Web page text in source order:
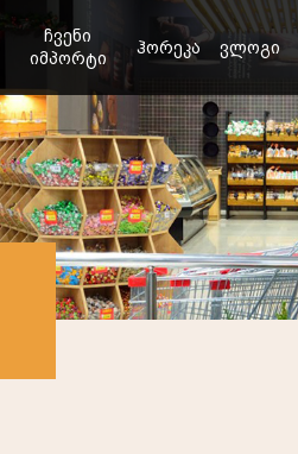
ჩვენი
იმპორტი
ჰორეკა ვლოგი